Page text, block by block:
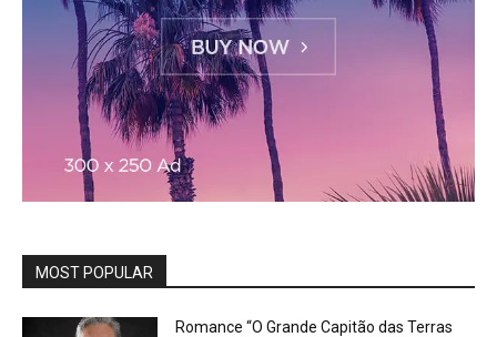
MOST POPULAR
Romance “O Grande Capitão das Terras